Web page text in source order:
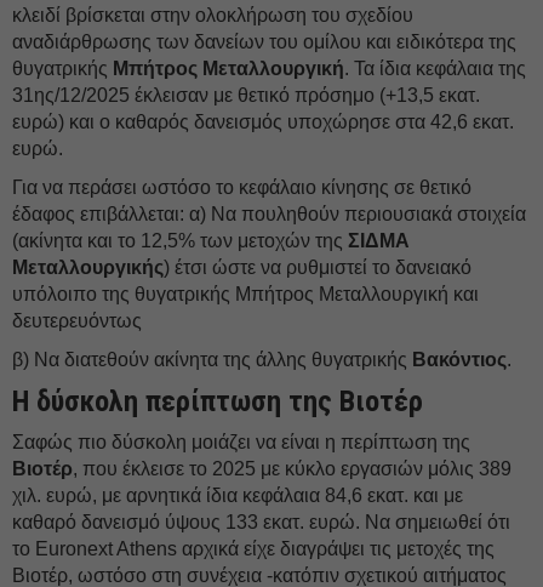
κλειδί βρίσκεται στην ολοκλήρωση του σχεδίου
αναδιάρθρωσης των δανείων του ομίλου και ειδικότερα της
θυγατρικής Μπήτρος Μεταλλουργική. Τα ίδια κεφάλαια της
31ης/12/2025 έκλεισαν με θετικό πρόσημο (+13,5 εκατ.
ευρώ) και ο καθαρός δανεισμός υποχώρησε στα 42,6 εκατ.
ευρώ.
Για να περάσει ωστόσο το κεφάλαιο κίνησης σε θετικό
έδαφος επιβάλλεται: α) Να πουληθούν περιουσιακά στοιχεία
(ακίνητα και το 12,5% των μετοχών της ΣΙΔΜΑ
Μεταλλουργικής) έτσι ώστε να ρυθμιστεί το δανειακό
υπόλοιπο της θυγατρικής Μπήτρος Μεταλλουργική και
δευτερευόντως
β) Να διατεθούν ακίνητα της άλλης θυγατρικής Βακόντιος.
Η δύσκολη περίπτωση της Bιoτέρ
Σαφώς πιο δύσκολη μοιάζει να είναι η περίπτωση της
Bιoτέρ, που έκλεισε το 2025 με κύκλο εργασιών μόλις 389
χιλ. ευρώ, με αρνητικά ίδια κεφάλαια 84,6 εκατ. και με
καθαρό δανεισμό ύψους 133 εκατ. ευρώ. Να σημειωθεί ότι
το Euronext Athens αρχικά είχε διαγράψει τις μετοχές της
Bιoτέρ, ωστόσο στη συνέχεια -κατόπιν σχετικού αιτήματος